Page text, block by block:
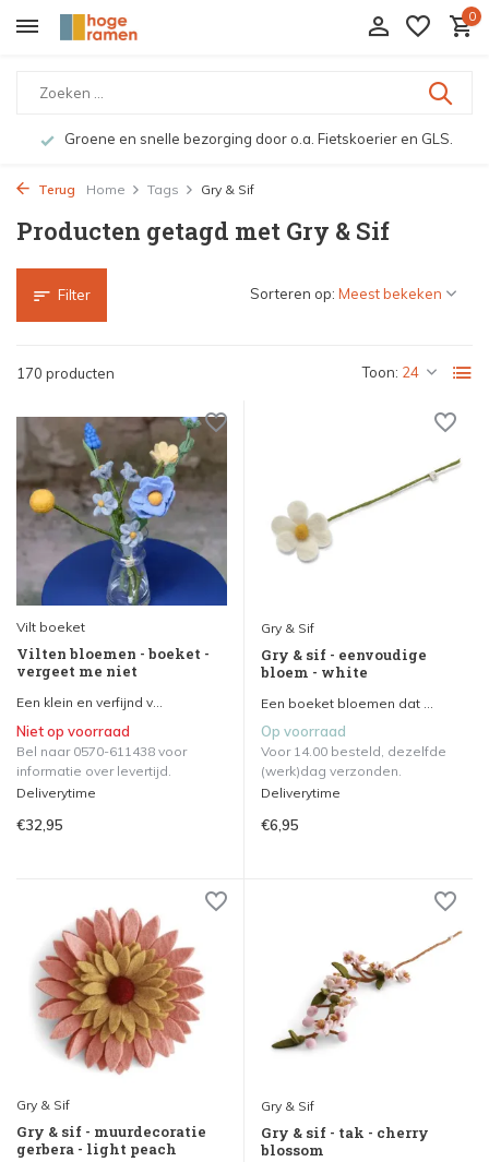
0
Groene en snelle bezorging door o.a. Fietskoerier en GLS.
Terug Home Tags Gry & Sif
Producten getagd met Gry & Sif
Filter
170 producten Toon:
Sorteren op:
Vilt boeket
Vilten bloemen - boeket -
vergeet me niet
Een klein en verfijnd v...
Niet op voorraad
Bel naar 0570-611438 voor
informatie over levertijd.
Deliverytime
€32,95
Gry & Sif
Gry & sif - eenvoudige
bloem - white
Een boeket bloemen dat ...
Op voorraad
Voor 14.00 besteld, dezelfde
(werk)dag verzonden.
Deliverytime
€6,95
Gry & Sif
Gry & sif - muurdecoratie
gerbera - light peach
Gry & Sif
Gry & sif - tak - cherry
blossom